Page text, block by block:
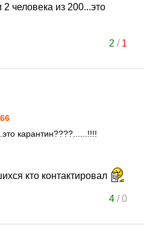
человека из 200...это
2 / 1
карантин????......!!!!
кто контактировал
4/0